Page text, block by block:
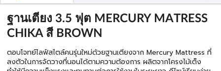
ฐานเตียง 3.5 ฟุต MERCURY MATRESS
CHIKA สี BROWN
ตอบโจทย์ไลฟ์สไตล์คนรุ่นใหม่ด้วยฐานเตียงจาก Mercury Mattress ที่
ลงตัวในการจัดวางที่นอนได้ตามความต้องการ ผลิตจากโครงไม้เต็ง